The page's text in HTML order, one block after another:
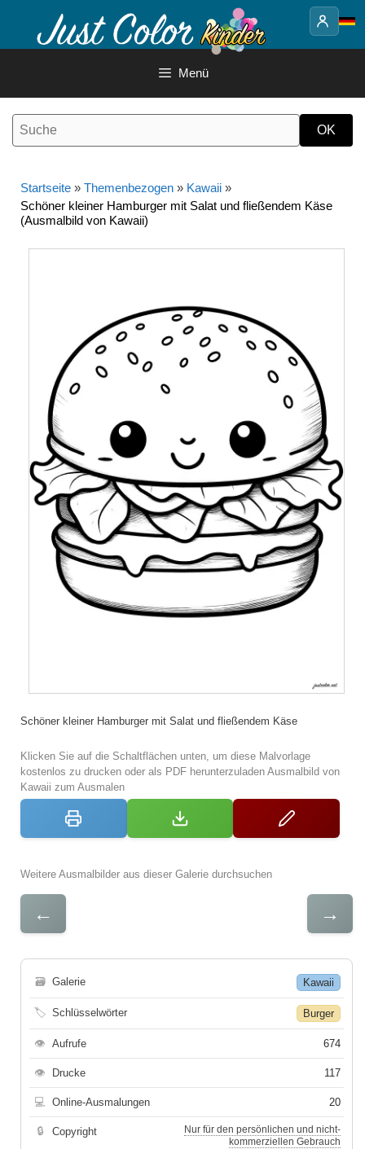
Inhalt
Menü
Startseite » Themenbezogen » Kawaii »
Schöner kleiner Hamburger mit Salat und fließendem Käse
(Ausmalbild von Kawaii)
Schöner kleiner Hamburger mit Salat und fließendem Käse
Klicken Sie auf die Schaltflächen unten, um diese Malvorlage
kostenlos zu drucken oder als PDF herunterzuladen Ausmalbild von
Kawaii zum Ausmalen
Weitere Ausmalbilder aus dieser Galerie durchsuchen
← →
🗃 Galerie Kawaii
🏷 Schlüsselwörter Burger
👁 Aufrufe 674
👁 Drucke 117
💻 Online-Ausmalungen 20
🔒 Copyright
Nur für den persönlichen und nicht-
kommerziellen Gebrauch